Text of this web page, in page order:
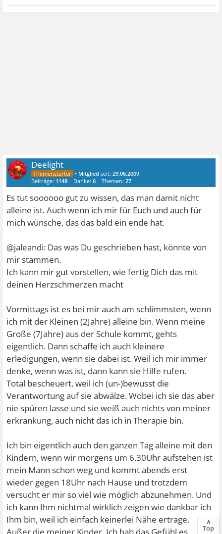
Deelight
• Mitglied seit:29.06.2009
Beiträge: 1148 Danke:6 Themen:27
Es tut soooooo gut zu wissen, das man damit nicht
alleine ist. Auch wenn ich mir für Euch und auch für
mich wünsche, das das bald ein ende hat.
@jaleandi: Das was Du geschrieben hast, könnte von
mir stammen.
Ich kann mir gut vorstellen, wie fertig Dich das mit
deinen Herzschmerzen macht
Vormittags ist es bei mir auch am schlimmsten, wenn
ich mit der Kleinen (2Jahre) alleine bin. Wenn meine
Große (7Jahre) aus der Schule kommt, gehts
eigentlich. Dann schaffe ich auch kleinere
erledigungen, wenn sie dabei ist. Weil ich mir immer
denke, wenn was ist, dann kann sie Hilfe rufen.
Total bescheuert, weil ich (un-)bewusst die
Verantwortung auf sie abwälze. Wobei ich sie das aber
nie spüren lasse und sie weiß auch nichts von meiner
erkrankung, auch nicht das ich in Therapie bin.
Ich bin eigentlich auch den ganzen Tag alleine mit den
Kindern, wenn wir morgens um 6.30Uhr aufstehen ist
mein Mann schon weg und kommt abends erst
wieder gegen 18Uhr nach Hause und trotzdem
versucht er mir so viel wie möglich abzunehmen. Und
ich kann Ihm nichtmal wirklich zeigen wie dankbar ich
Ihm bin, weil ich einfach keinerlei Nähe ertrage.
∧
Top